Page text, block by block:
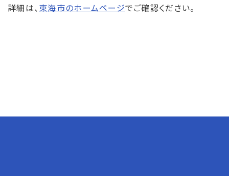
詳細は、東海市のホームページでご確認ください。